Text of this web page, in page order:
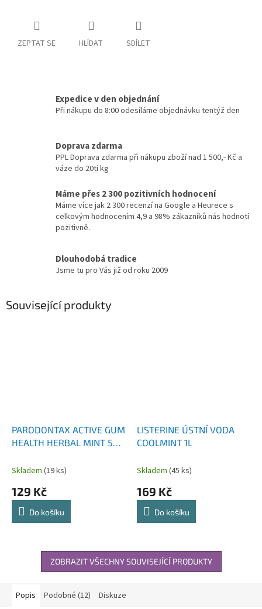
ZEPTAT SE HLÍDAT SDÍLET
Expedice v den objednání
Při nákupu do 8:00 odesíláme objednávku tentýž den
Doprava zdarma
PPL Doprava zdarma při nákupu zboží nad 1 500,- Kč a
váze do 20ti kg
Máme přes 2 300 pozitivních hodnocení
Máme více jak 2 300 recenzí na Google a Heurece s
celkovým hodnocením 4,9 a 98% zákazníků nás hodnotí
pozitivně.
Dlouhodobá tradice
Jsme tu pro Vás již od roku 2009
Související produkty
PARODONTAX ACTIVE GUM
HEALTH HERBAL MINT 500
Skladem (19 ks)
129 Kč
Do košíku
LISTERINE ÚSTNÍ VODA
COOLMINT 1L
Skladem (45 ks)
169 Kč
Do košíku
ZOBRAZIT VŠECHNY SOUVISEJÍCÍ PRODUKTY
Popis Podobné (12) Diskuze